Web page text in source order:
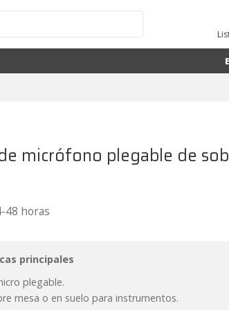
micrófono plegable de
48 horas
principales
plegable.
mesa o en suelo para instrumentos.